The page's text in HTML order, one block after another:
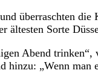
überraschten
ältesten Sorte
Abend
hinzu: „Wenn man